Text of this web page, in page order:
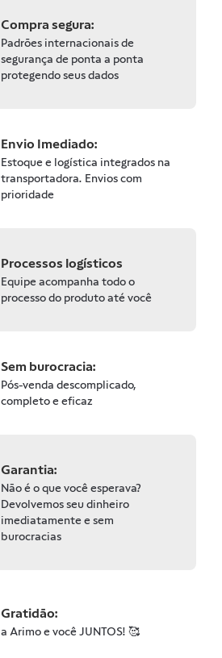
Compra segura:
Padrões internacionais de
segurança de ponta a ponta
protegendo seus dados
Envio Imediado:
Estoque e logística integrados na
transportadora. Envios com
prioridade
Processos logísticos
Equipe acompanha todo o
processo do produto até você
Sem burocracia:
Pós-venda descomplicado,
completo e eficaz
Garantia:
Não é o que você esperava?
Devolvemos seu dinheiro
imediatamente e sem
burocracias
Gratidão:
a Arimo e você JUNTOS! 🥰